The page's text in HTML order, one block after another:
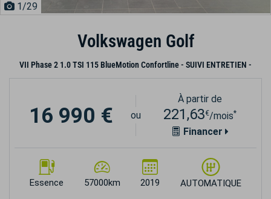
1/29
Volkswagen Golf
VII Phase 2 1.0 TSI 115 BlueMotion Confortline - SUIVI ENTRETIEN -
Essence 57000km 2019 AUTOMATIQUE
16 990 € ou
À partir de
221,63€/mois*
Financer